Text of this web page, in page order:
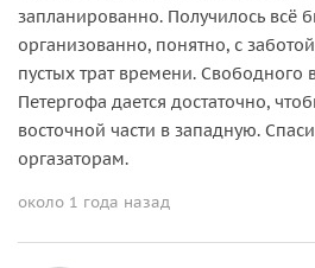
запланированно. Получилось всё
организованно, понятно, с
пустых трат времени. Свободного
Петергофа дается достаточно,
восточной части в западную.
оргазаторам.
около 1 года назад